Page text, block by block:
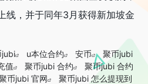
线，并于同年3月获得新加坡金
jubi u本位合约 安币
聚币jubi
值 聚币jubi 合约
聚币jubi 合约
币jubi 官网
聚币jubi 怎么提现到